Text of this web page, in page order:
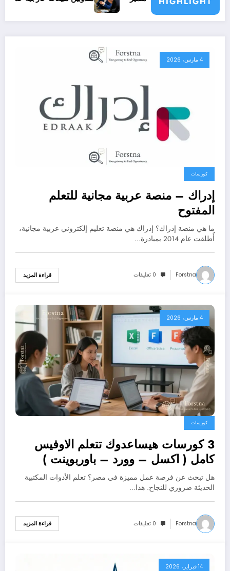
4 مارس، 2026
كورسات
إدراك – منصة عربية مجانية للتعلم
المفتوح
ما هي منصة إدراك؟ إدراك هي منصة تعليم إلكتروني عربية مجانية،
أُطلقت عام 2014 بمبادرة…
Forstna 0 تعليقات قراءة المزيد
4 مارس، 2026
كورسات
3 كورسات هيساعدوك تتعلم الاوفيس
كامل ( اكسل – وورد – باوربوينت )
هل تبحث عن فرصة عمل مميزة في مصر؟ تعلم الأدوات المكتبية
الحديثة ضروري للنجاح. هذا…
Forstna 0 تعليقات قراءة المزيد
14 فبراير، 2026